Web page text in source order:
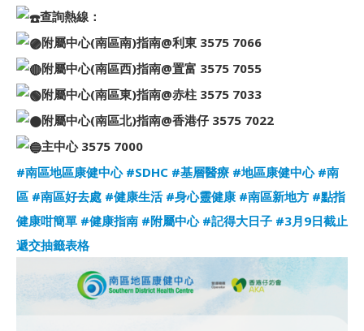
查詢熱線：
附屬中心(南區南)指南@利東 3575 7066
附屬中心(南區西)指南@置富 3575 7055
附屬中心(南區東)指南@赤柱 3575 7033
附屬中心(南區北)指南@香港仔 3575 7022
主中心 3575 7000
#南區地區康健中心 #SDHC #基層醫療 #地區康健中心 #南
區 #南區好去處 #健康生活 #身心靈健康 #南區新地方 #點指
健康咁簡單 #健康指南 #附屬中心 #記得大日子 #3月9日截止
遞交抽籤表格